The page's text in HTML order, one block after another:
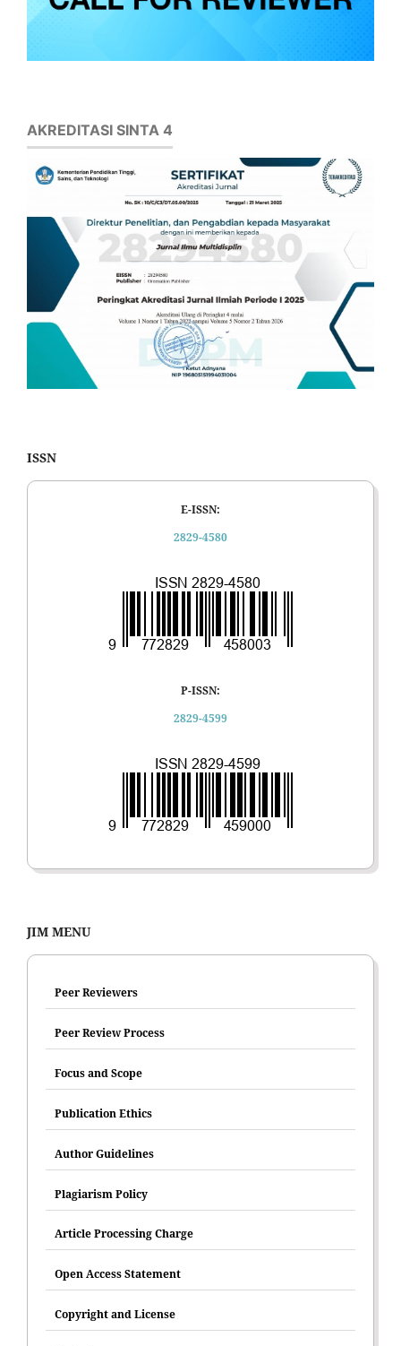
AKREDITASI SINTA 4
ISSN
E-ISSN:
2829-4580
P-ISSN:
2829-4599
JIM MENU
Peer Reviewers
Peer Review Process
Focus and Scope
Publication Ethics
Author Guidelines
Plagiarism Policy
Article Processing Charge
Open Access Statement
Copyright and License